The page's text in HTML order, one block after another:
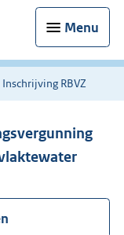
Menu
Inschrijving RBVZ